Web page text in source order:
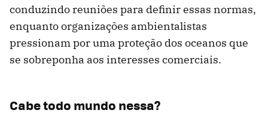
conduzindo reuniões para definir essas normas,
enquanto organizações ambientalistas
pressionam por uma proteção dos oceanos que
se sobreponha aos interesses comerciais.
Cabe todo mundo nessa?